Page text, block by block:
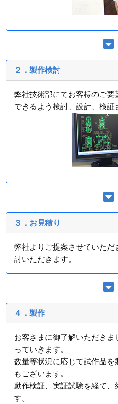
２．製作検討
弊社技術部にてお客様のご要
できるよう検討、設計、検証
３．お見積り
弊社よりご提案させていただ
討いただきます。
４．製作
お客さまに御了解いただきま
っていきます。
数量等状況に応じて試作品を
もございます。
動作検証、実証試験を経て、
す。